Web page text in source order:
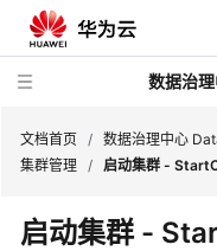
数据治
新
文档首页 / 数据治理中心
集群管理 / 启动集群 -
启动集群 -